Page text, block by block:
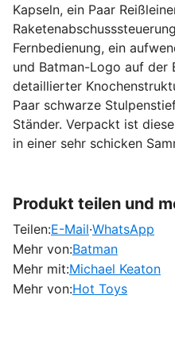
Kapseln, ein Paar
Fernbedienung, ein
und Batman-Logo auf der
detaillierter
Paar schwarze
Ständer. Verpackt ist
in einer sehr schicken
Produkt teilen und
Teilen:E-Mail·WhatsApp
Mehr von:Batman
Mehr mit:Michael Keaton
Mehr von:Hot Toys